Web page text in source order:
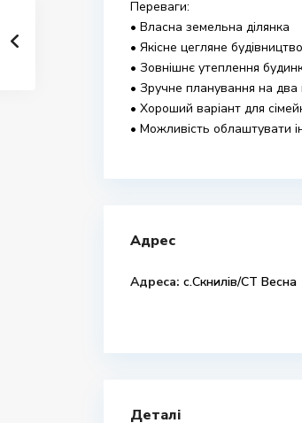
Переваги:
• Власна земельна ділянка
• Якісне цегляне будівництво
• Зовнішнє утеплення
• Зручне планування на два
• Хороший варіант для
• Можливість облаштувати
Адрес
Адреса: c.Скнилів/СТ Весна
Деталі